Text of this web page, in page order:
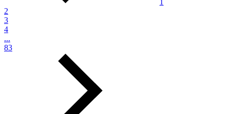
1
2
3
4
...
83